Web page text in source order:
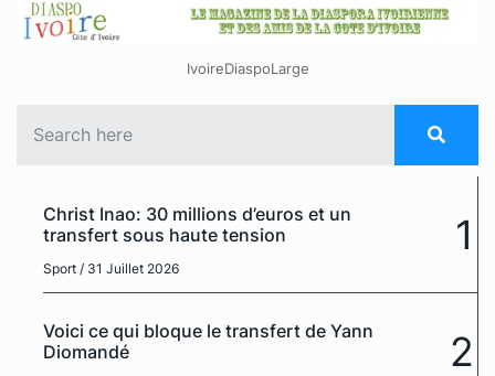
IvoireDiaspoLarge
Christ Inao: 30 millions d’euros et un
transfert sous haute tension
Sport / 31 Juillet 2026
1
Voici ce qui bloque le transfert de Yann
Diomandé
2